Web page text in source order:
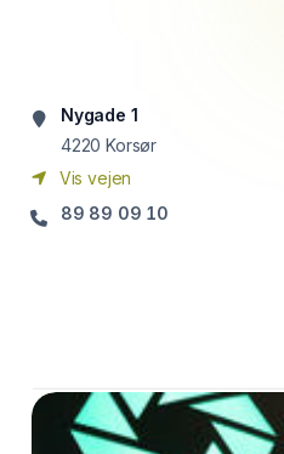
Nygade 1
4220 Korsør
Vis vejen
89 89 09 10